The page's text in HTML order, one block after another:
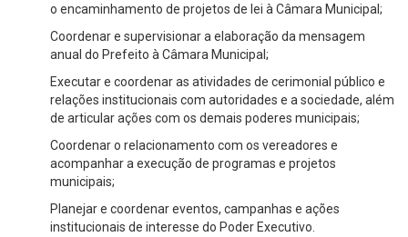
o encaminhamento de projetos de lei à Câmara Municipal;
Coordenar e supervisionar a elaboração da mensagem
anual do Prefeito à Câmara Municipal;
Executar e coordenar as atividades de cerimonial público e
relações institucionais com autoridades e a sociedade, além
de articular ações com os demais poderes municipais;
Coordenar o relacionamento com os vereadores e
acompanhar a execução de programas e projetos
municipais;
Planejar e coordenar eventos, campanhas e ações
institucionais de interesse do Poder Executivo.